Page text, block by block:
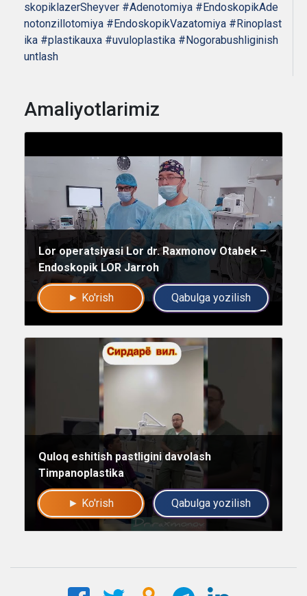
skopiklazerSheyver #Adenotomiya #EndoskopikAde
notonzillotomiya #EndoskopikVazatomiya #Rinoplast
ika #plastikauxa #uvuloplastika #Nogorabushliginish
untlash
Amaliyotlarimiz
Lor operatsiyasi Lor dr. Raxmonov Otabek –
Endoskopik LOR Jarroh
► Ko'rish Qabulga yozilish
Quloq eshitish pastligini davolash
Timpanoplastika
► Ko'rish Qabulga yozilish
Umumiy chatimizga yozing
Mutaxassislar
Bizning shifokorlarimiz sizga maslahat berishdan xursand bo'lishadi!
Mutaxassisga yozing yo'q rahmat